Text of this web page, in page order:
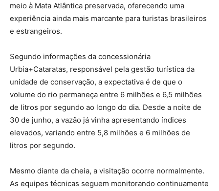
meio à Mata Atlântica preservada, oferecendo uma
experiência ainda mais marcante para turistas brasileiros
e estrangeiros.
Segundo informações da concessionária
Urbia+Cataratas, responsável pela gestão turística da
unidade de conservação, a expectativa é de que o
volume do rio permaneça entre 6 milhões e 6,5 milhões
de litros por segundo ao longo do dia. Desde a noite de
30 de junho, a vazão já vinha apresentando índices
elevados, variando entre 5,8 milhões e 6 milhões de
litros por segundo.
Mesmo diante da cheia, a visitação ocorre normalmente.
As equipes técnicas seguem monitorando continuamente